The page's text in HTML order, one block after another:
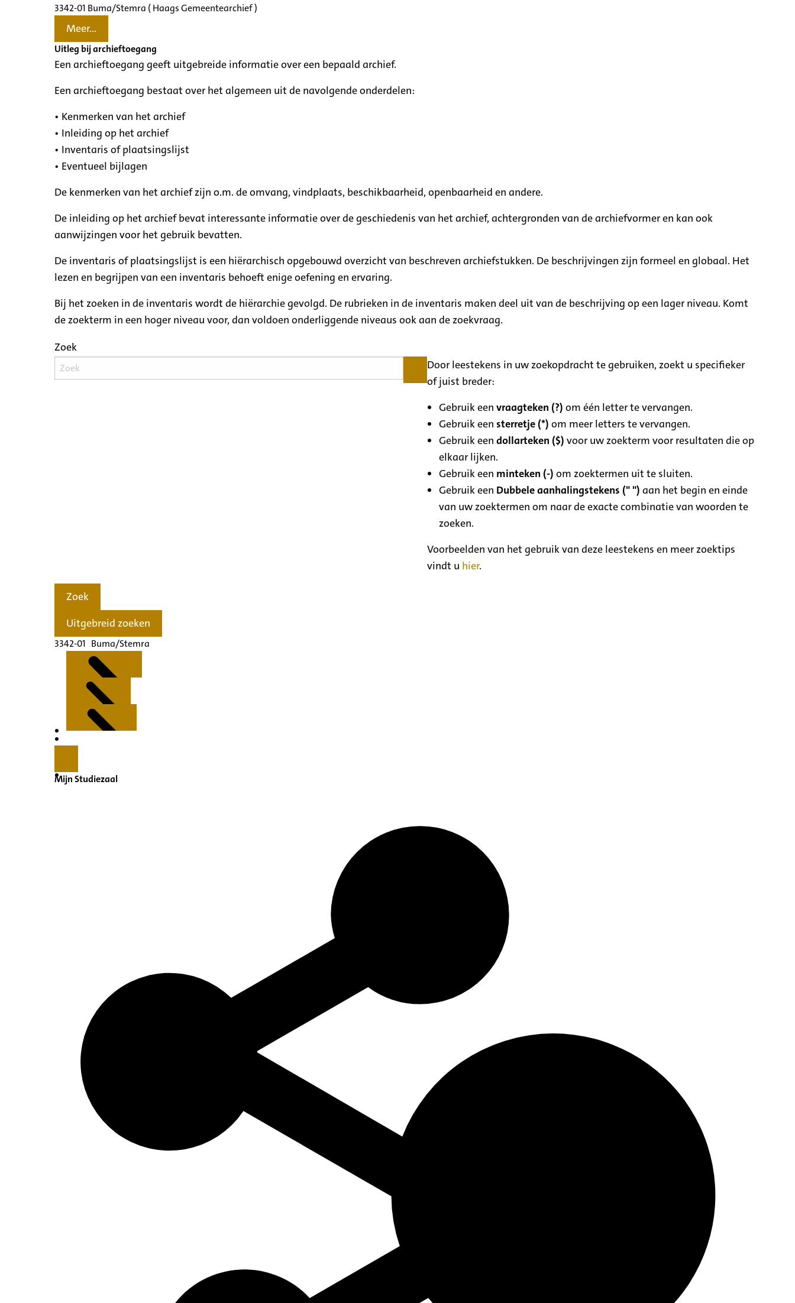
3342-01 Buma/Stemra ( Haags Gemeentearchief )
Meer...
Uitleg bij archieftoegang
Een archieftoegang geeft uitgebreide informatie over een bepaald archief.
Een archieftoegang bestaat over het algemeen uit de navolgende onderdelen:
• Kenmerken van het archief
• Inleiding op het archief
• Inventaris of plaatsingslijst
• Eventueel bijlagen
De kenmerken van het archief zijn o.m. de omvang, vindplaats, beschikbaarheid, openbaarheid en andere.
De inleiding op het archief bevat interessante informatie over de geschiedenis van het archief, achtergronden van de archiefvormer en kan ook
aanwijzingen voor het gebruik bevatten.
De inventaris of plaatsingslijst is een hiërarchisch opgebouwd overzicht van beschreven archiefstukken. De beschrijvingen zijn formeel en globaal. Het
lezen en begrijpen van een inventaris behoeft enige oefening en ervaring.
Bij het zoeken in de inventaris wordt de hiërarchie gevolgd. De rubrieken in de inventaris maken deel uit van de beschrijving op een lager niveau. Komt
de zoekterm in een hoger niveau voor, dan voldoen onderliggende niveaus ook aan de zoekvraag.
Zoek
Door leestekens in uw zoekopdracht te gebruiken, zoekt u specifieker
of juist breder:
Gebruik eenvraagteken (?) om één letter te vervangen.
Gebruik eensterretje (*) om meer letters te vervangen.
Gebruik eendollarteken ($) voor uw zoekterm voor resultaten die op
elkaar lijken.
Gebruik een minteken (-) om zoektermen uit te sluiten.
Gebruik een Dubbele aanhalingstekens (" ") aan het begin en einde
van uw zoektermen om naar de exacte combinatie van woorden te
zoeken.
Voorbeelden van het gebruik van deze leestekens en meer zoektips
vindt u hier.
Zoek
Uitgebreid zoeken
3342-01 Buma/Stemra
Inventaris
Mijn Studiezaal